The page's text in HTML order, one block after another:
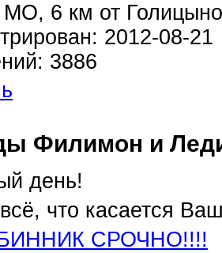
МО, 6 км от Голицыно
2012-08-21
3886
Филимон и
день!
что касается
СРОЧНО!!!!